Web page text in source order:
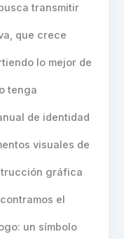
transmitir
que crece
lo mejor de
tenga
de identidad
visuales de
gráfica
el
un símbolo